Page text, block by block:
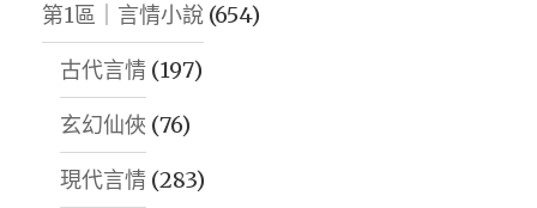
第1區｜言情小說 (654)
古代言情 (197)
玄幻仙俠 (76)
現代言情 (283)